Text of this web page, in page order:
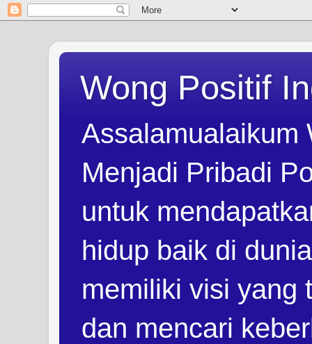
Wong Positif
Assalamualaikum
Menjadi Pribadi
untuk
hidup baik di
memiliki visi yang
dan mencari